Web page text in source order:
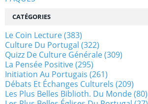
CATÉGORIES
Le Coin Lecture(383)
Culture Du Portugal (322)
Quizz De Culture Générale(309)
La Pensée Positive(295)
Initiation Au Portugais (261)
Débats Et Échanges Culturels (209)
Les Plus Belles Biblioth. Du Monde(80)